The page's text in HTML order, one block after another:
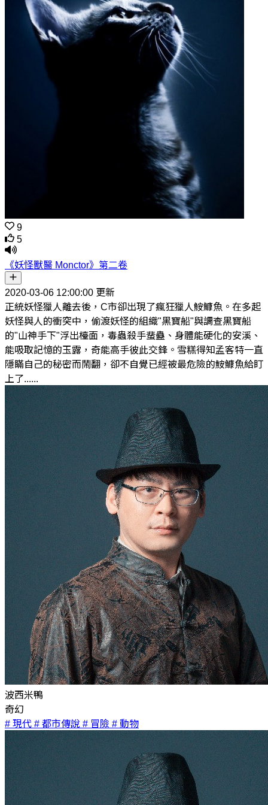
9
5
《妖怪獸醫 Monctor》第二卷
2020-03-06 12:00:00 更新
正統妖怪獵人離去後，C市卻出現了瘋狂獵人鮟鱇魚。在多起
妖怪與人的衝突中，偷渡妖怪的組織"黑寶船"與調查黑寶船
的"山神手下"浮出檯面，毒蟲殺手蜚蠱、身體能硬化的安溪、
能吸取記憶的玉露，奇能高手彼此交鋒。雪糕得知孟客特一直
隱瞞自己的秘密而鬧翻，卻不自覺已經被最危險的鮟鱇魚給盯
上了......
波西米鴨
奇幻
# 現代 # 都市傳說 # 冒險 # 動物